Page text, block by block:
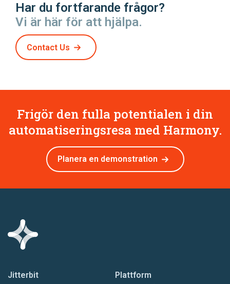
Har du fortfarande frågor?
Vi är här för att hjälpa.
Contact Us
Frigör den fulla potentialen i din
automatiseringsresa med Harmony.
Planera en demonstration
Jitterbit Plattform